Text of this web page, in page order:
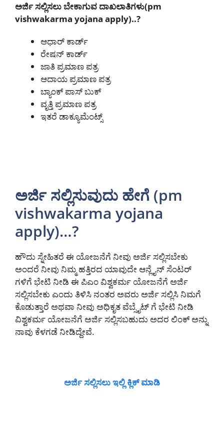
ಅರ್ಜಿ ಸಲ್ಲಿಸಲು ಬೇಕಾಗುವ ದಾಖಲಾತಿಗಳು(pm
vishwakarma yojana apply)..?
ಆಧಾರ್ ಕಾರ್ಡ್
ರೇಷನ್ ಕಾರ್ಡ್
ಜಾತಿ ಪ್ರಮಾಣ ಪತ್ರ
ಆದಾಯ ಪ್ರಮಾಣ ಪತ್ರ
ಬ್ಯಾಂಕ್ ಪಾಸ್ ಬುಕ್
ವೃತ್ತಿ ಪ್ರಮಾಣ ಪತ್ರ
ಇತರೆ ಡಾಕ್ಯೂಮೆಂಟ್ಸ್
ಅರ್ಜಿ ಸಲ್ಲಿಸುವುದು ಹೇಗೆ (pm
vishwakarma yojana
apply)…?
ಹೌದು ಸ್ನೇಹಿತರೆ ಈ ಯೋಜನೆಗೆ ನೀವು ಅರ್ಜಿ ಸಲ್ಲಿಸಬೇಕು
ಅಂದರೆ ನೀವು ನಿಮ್ಮ ಹತ್ತಿರದ ಯಾವುದೇ ಆನ್ಲೈನ್ ಸೆಂಟರ್
ಗಳಿಗೆ ಭೇಟಿ ನೀಡಿ ಈ ಪಿಎಂ ವಿಶ್ವಕರ್ಮ ಯೋಜನೆಗೆ ಅರ್ಜಿ
ಸಲ್ಲಿಸಬೇಕು ಎಂದು ತಿಳಿಸಿ ನಂತರ ಅವರು ಅರ್ಜಿ ಸಲ್ಲಿಸಿ ನಿಮಗೆ
ಕೊಡುತ್ತಾರೆ ಅಥವಾ ನೀವು ಅಧಿಕೃತ ವೆಬ್ಸೈಟ್ ಗೆ ಭೇಟಿ ನೀಡಿ
ವಿಶ್ವಕರ್ಮ ಯೋಜನೆಗೆ ಅರ್ಜಿ ಸಲ್ಲಿಸಬಹುದು ಅದರ ಲಿಂಕ್ ಅನ್ನು
ನಾವು ಕೆಳಗಡೆ ನೀಡಿದ್ದೇವೆ.
ಅರ್ಜಿ ಸಲ್ಲಿಸಲು ಇಲ್ಲಿ ಕ್ಲಿಕ್ ಮಾಡಿ